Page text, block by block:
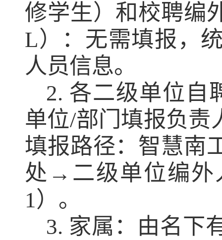
修学生）和校聘编
L）：无需填报，
人员信息。
2. 各二级单位自
单位/部门填报负责
填报路径：智慧
处→二级单位编外
1）。
3. 家属：由名下